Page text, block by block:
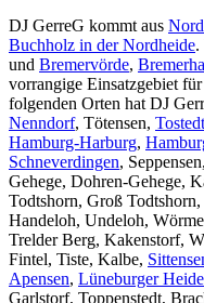
DJ GerreG kommt aus
Buchholz in der Nordheide.
und Bremervörde,
vorrangige Einsatzgebiet
folgenden Orten hat DJ
Nenndorf, Tötensen, Tostedt
Hamburg-Harburg,
Schneverdingen,
Gehege, Dohren-Gehege,
Todtshorn, Groß
Handeloh, Undeloh,
Trelder Berg, Kakenstorf,
Fintel, Tiste, Kalbe,
Apensen, Lüneburger Heide
Garlstorf, Toppenstedt,